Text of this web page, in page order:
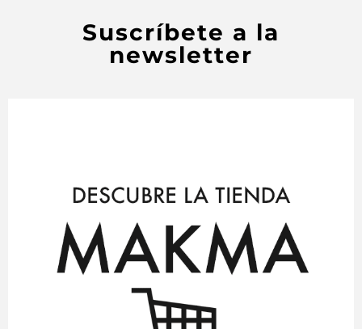
Suscríbete a la
newsletter